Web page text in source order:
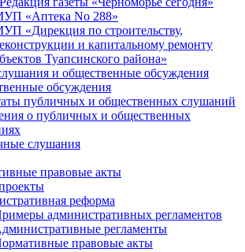
«Аптека No 288»
«Дирекция по строительству,
и капитальному ремонту
Туапсинского района»
и общественные обсуждения
обсуждения
публичных и общественных слушаний
о публичных и общественных
слушания
правовые акты
реформа
административных регламентов
регламенты
правовые акты